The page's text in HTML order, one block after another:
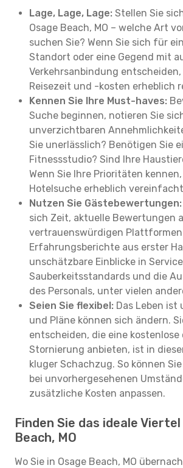
Lage, Lage, Lage: Stellen Sie
Osage Beach, MO – welche Art
suchen Sie? Wenn Sie sich für
Standort oder eine Gegend mit
Verkehrsanbindung entscheiden,
Reisezeit und -kosten erheblich
Kennen Sie Ihre Must-haves:
Suche beginnen, notieren Sie
unverzichtbaren
Sie unerlässlich? Benötigen Sie
Fitnessstudio? Sind Ihre
Wenn Sie Ihre Prioritäten
Hotelsuche erheblich
Nutzen Sie Gästebewertungen:
sich Zeit, aktuelle Bewertungen
vertrauenswürdigen Plattformen
Erfahrungsberichte aus erster
unschätzbare Einblicke in
Sauberkeitsstandards und die
des Personals, unter vielen
Seien Sie flexibel: Das Leben ist
und Pläne können sich ändern.
entscheiden, die eine kostenlose
Stornierung anbieten, ist in
kluger Schachzug. So können
bei unvorhergesehenen
zusätzliche Kosten anpassen.
Finden Sie das ideale Viertel
Beach, MO
Wo Sie in Osage Beach, MO